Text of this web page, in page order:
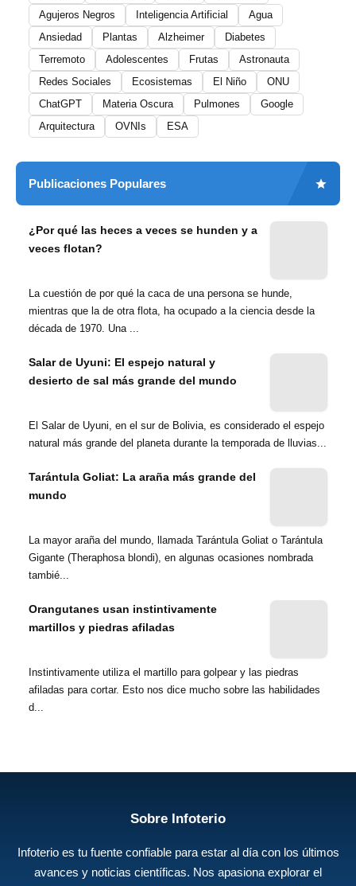
Agujeros Negros
Inteligencia Artificial
Agua
Ansiedad
Plantas Alzheimer
Diabetes
Terremoto
Adolescentes Frutas
Astronauta
Redes Sociales
Ecosistemas El Niño
ONU
ChatGPT
Materia Oscura Pulmones
Google
Arquitectura
OVNIs ESA
Publicaciones Populares
¿Por qué las heces a veces se hunden y a
veces flotan?
La cuestión de por qué la caca de una persona se hunde,
mientras que la de otra flota, ha ocupado a la ciencia desde la
década de 1970. Una ...
Salar de Uyuni: El espejo natural y
desierto de sal más grande del mundo
El Salar de Uyuni, en el sur de Bolivia, es considerado el espejo
natural más grande del planeta durante la temporada de lluvias...
Tarántula Goliat: La araña más grande del
mundo
La mayor araña del mundo, llamada Tarántula Goliat o Tarántula
Gigante (Theraphosa blondi), en algunas ocasiones nombrada
tambié...
Orangutanes usan instintivamente
martillos y piedras afiladas
Instintivamente utiliza el martillo para golpear y las piedras
afiladas para cortar. Esto nos dice mucho sobre las habilidades
d...
Sobre Infoterio
Infoterio es tu fuente confiable para estar al día con los últimos
avances y noticias científicas. Nos apasiona explorar el